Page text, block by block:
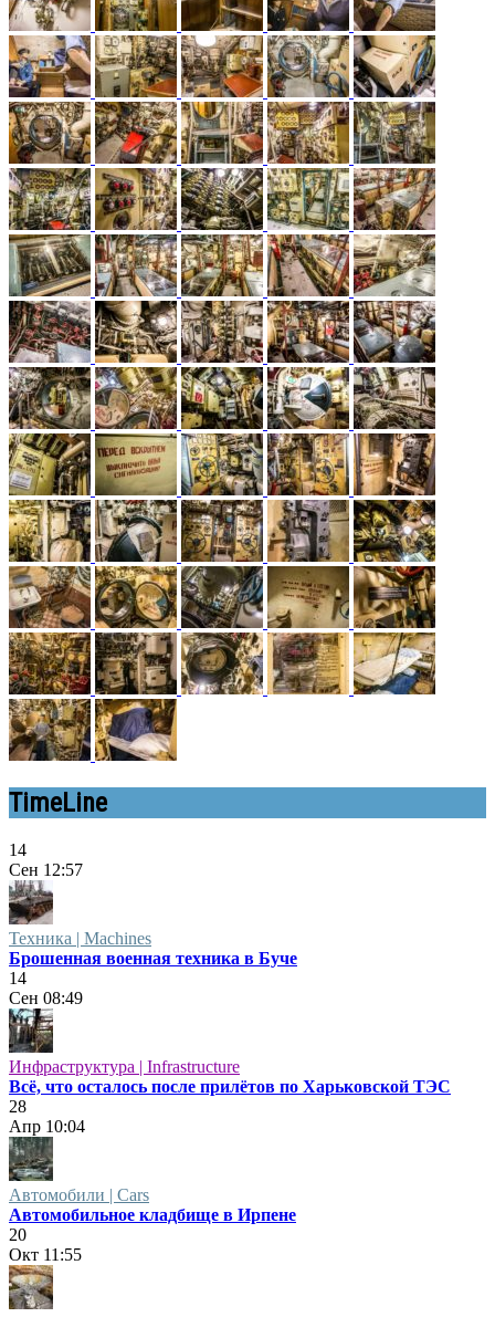
TimeLine
14
Сен 12:57
Техника | Machines
Брошенная военная техника в Буче
14
Сен 08:49
Инфраструктура | Infrastructure
Всё, что осталось после прилётов по Харьковской ТЭС
28
Апр 10:04
Автомобили | Cars
Автомобильное кладбище в Ирпене
20
Окт 11:55